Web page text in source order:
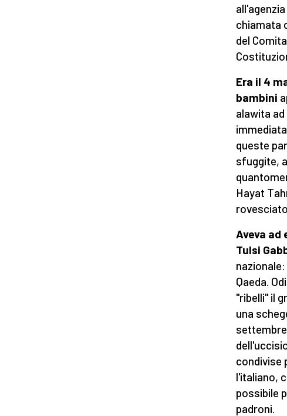
chiamata
del
Era il 4
bambini
alawita
queste
sfuggite,
Hayat
Aveva
Tulsi
Qaeda.
"ribelli" il
una
condivise
l'italiano,
possibile
padroni.